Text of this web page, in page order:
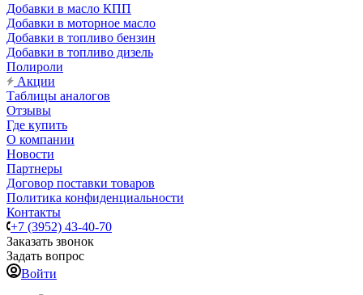
Добавки в масло КПП
Добавки в моторное масло
Добавки в топливо бензин
Добавки в топливо дизель
Полироли
Акции
Таблицы аналогов
Отзывы
Где купить
О компании
Новости
Партнеры
Договор поставки товаров
Политика конфиденциальности
Контакты
+7 (3952) 43-40-70
Заказать звонок
Задать вопрос
Войти